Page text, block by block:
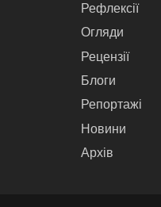
Рефлексії
Огляди
Рецензії
Блоги
Репортажі
Новини
Архів